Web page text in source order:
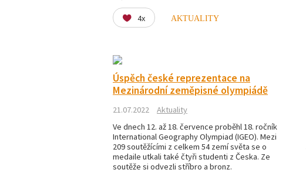
4x AKTUALITY
Úspěch české reprezentace na
Mezinárodní zeměpisné olympiádě
21.07.2022
Aktuality
Ve dnech 12. až 18. července proběhl 18. ročník
International Geography Olympiad (IGEO). Mezi
209 soutěžícími z celkem 54 zemí světa se o
medaile utkali také čtyři studenti z Česka. Ze
soutěže si odvezli stříbro a bronz.